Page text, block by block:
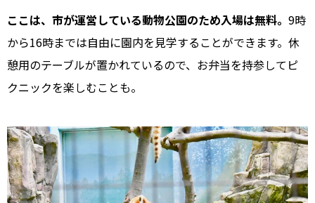
ここは、市が運営している動物公園のため入場は無料。 9時
から16時までは自由に園内を見学することができます。休
憩用のテーブルが置かれているので、お弁当を持参してピ
クニックを楽しむことも。